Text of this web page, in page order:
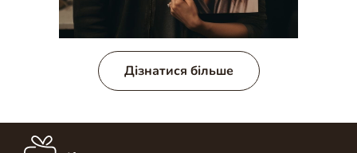
Дізнатися більше